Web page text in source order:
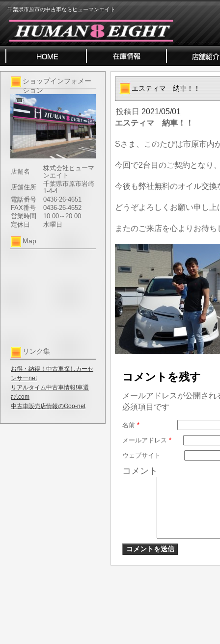
千葉県市原市の中古車ならヒューマンエイト
ショップインフォメー
ション
店舗名
株式会社ヒューマ
ンエイト
店舗住所
千葉県市原市岩崎
1-4-4
電話番号
0436-26-4651
FAX番号
0436-26-4652
営業時間
10:00～20:00
定休日
水曜日
Map
リンク集
お得・納得！中古車探しカーセ
ンサーnet
リアルタイム中古車情報!車選
び.com
中古車販売店情報のGoo-net
エスティマ 納車！！
投稿日 2021/05/01
エスティマ 納車！！
Sさま、このたびは市原市内
今回で2台目のご契約となり
今後も弊社無料のオイル交
どうぞよろしくお願い申し上
またのご来店を心よりお待
コメントを残す
メールアドレスが公開さ
必須項目です
名前 *
メールアドレス *
ウェブサイト
コメント